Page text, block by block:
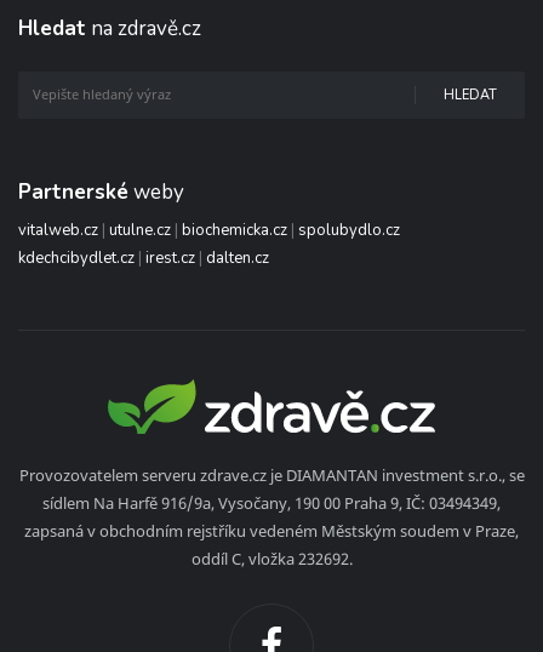
Hledat na zdravě.cz
HLEDAT
Partnerské weby
vitalweb.cz | utulne.cz | biochemicka.cz | spolubydlo.cz
kdechcibydlet.cz | irest.cz | dalten.cz
Provozovatelem serveru zdrave.cz je DIAMANTAN investment s.r.o., se
sídlem Na Harfě 916/9a, Vysočany, 190 00 Praha 9, IČ: 03494349,
zapsaná v obchodním rejstříku vedeném Městským soudem v Praze,
oddíl C, vložka 232692.